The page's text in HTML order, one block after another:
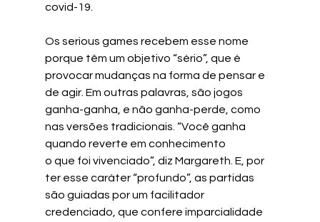
covid-19.
Os serious games recebem esse nome
porque têm um objetivo “sério”, que é
provocar mudanças na forma de pensar e
de agir. Em outras palavras, são jogos
ganha-ganha, e não ganha-perde, como
nas versões tradicionais. “Você ganha
quando reverte em conhecimento
o que foi vivenciado”, diz Margareth. E, por
ter esse caráter “profundo”, as partidas
são guiadas por um facilitador
credenciado, que confere imparcialidade